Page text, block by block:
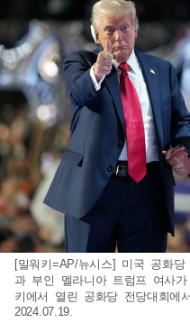
[밀워키=AP/뉴시스] 미국 공화
과 부인 멜라니아 트럼프 여사
키에서 열린 공화당 전당대회에
2024.07.19.